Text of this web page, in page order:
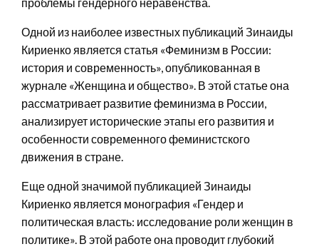
Одной из наиболее известных публикаций Зинаиды
Кириенко является статья «Феминизм в России:
история и современность», опубликованная в
журнале «Женщина и общество». В этой статье она
рассматривает развитие феминизма в России,
анализирует исторические этапы его развития и
особенности современного феминистского
движения в стране.
Еще одной значимой публикацией Зинаиды
Кириенко является монография «Гендер и
политическая власть: исследование роли женщин в
политике». В этой работе она проводит глубокий